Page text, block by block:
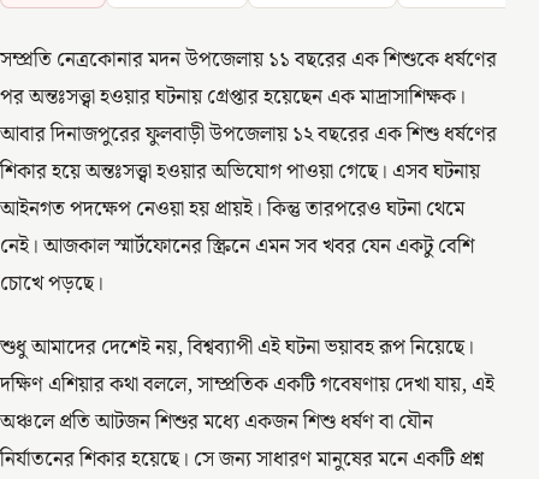
সম্প্রতি নেত্রকোনার মদন উপজেলায় ১১ বছরের এক শিশুকে ধর্ষণের
পর অন্তঃসত্ত্বা হওয়ার ঘটনায় গ্রেপ্তার হয়েছেন এক মাদ্রাসাশিক্ষক।
আবার দিনাজপুরের ফুলবাড়ী উপজেলায় ১২ বছরের এক শিশু ধর্ষণের
শিকার হয়ে অন্তঃসত্ত্বা হওয়ার অভিযোগ পাওয়া গেছে। এসব ঘটনায়
আইনগত পদক্ষেপ নেওয়া হয় প্রায়ই। কিন্তু তারপরেও ঘটনা থেমে
নেই। আজকাল স্মার্টফোনের স্ক্রিনে এমন সব খবর যেন একটু বেশি
চোখে পড়ছে।
শুধু আমাদের দেশেই নয়, বিশ্বব্যাপী এই ঘটনা ভয়াবহ রূপ নিয়েছে।
দক্ষিণ এশিয়ার কথা বললে, সাম্প্রতিক একটি গবেষণায় দেখা যায়, এই
অঞ্চলে প্রতি আটজন শিশুর মধ্যে একজন শিশু ধর্ষণ বা যৌন
নির্যাতনের শিকার হয়েছে। সে জন্য সাধারণ মানুষের মনে একটি প্রশ্ন